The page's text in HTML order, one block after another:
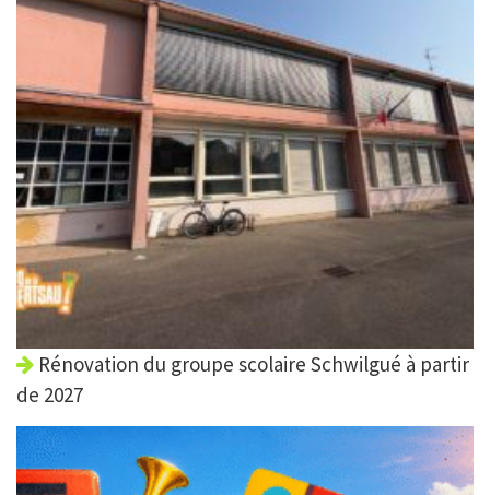
Rénovation du groupe scolaire Schwilgué à partir
de 2027